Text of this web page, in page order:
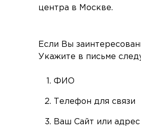
центра в Москве.
Если Вы
Укажите в письме
ФИО
Телефон для связи
Ваш Сайт или